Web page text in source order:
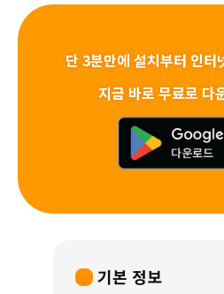
단 3분만에 설치부터 인
지금 바로 무료로 다
기본 정보